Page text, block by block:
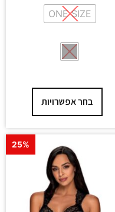
ONE SIZE
בחר אפשרויות
25%